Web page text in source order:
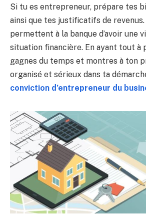
Si tu es entrepreneur, prépare tes
ainsi que tes justificatifs de
permettent à la banque d’avoir une
situation financière. En ayant tout à
gagnes du temps et montres à ton
organisé et sérieux dans ta
conviction d’entrepreneur du